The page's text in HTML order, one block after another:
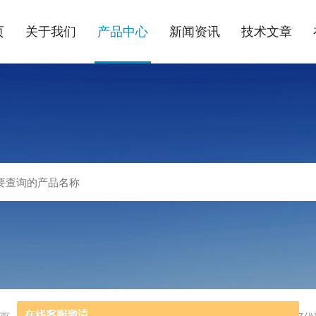
关于我们 产品中心 新闻资讯 技术文章